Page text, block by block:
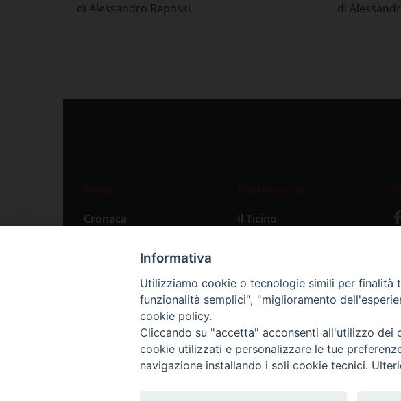
di Alessandro Repossi di
News
Cronaca
Primo Piano
Il settimanale
Il Ticino
Informativa
Utilizziamo cookie o tecnologie simili per finalità
funzionalità semplici", "miglioramento
cookie policy.
Cliccando su "accetta" acconsenti all'utilizzo dei
cookie utilizzati e personalizzare le tue
navigazione installando i soli cookie tecnici.